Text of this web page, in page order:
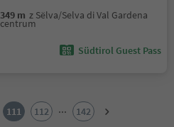
349 m z Sëlva/Selva di Val Gardena
centrum
Südtirol Guest Pass
111 112 ...
142